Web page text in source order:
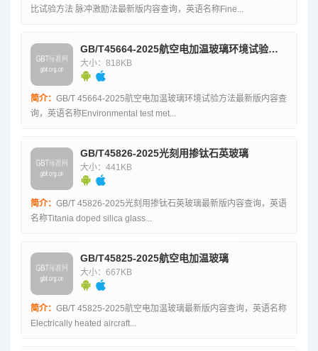
比试验方法 脉冲激励法最新版内容查询，英语名称Fine...
GB/T45664-2025航空电加温玻璃环境试验方法
大小：818KB
简介： GB/T 45664-2025航空电加温玻璃环境试验方法最新版内容查
询，英语名称Environmental test met...
GB/T45826-2025光刻用掺钛石英玻璃
大小：441KB
简介： GB/T 45826-2025光刻用掺钛石英玻璃最新版内容查询，英语
名称Titania doped silica glass...
GB/T45825-2025航空电加温玻璃
大小：667KB
简介： GB/T 45825-2025航空电加温玻璃最新版内容查询，英语名称
Electrically heated aircraft...